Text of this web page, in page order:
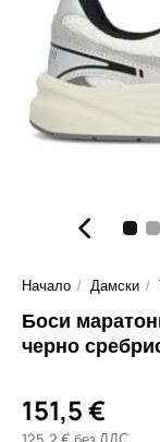
Начало Дамски
Боси
черно
151,5 €